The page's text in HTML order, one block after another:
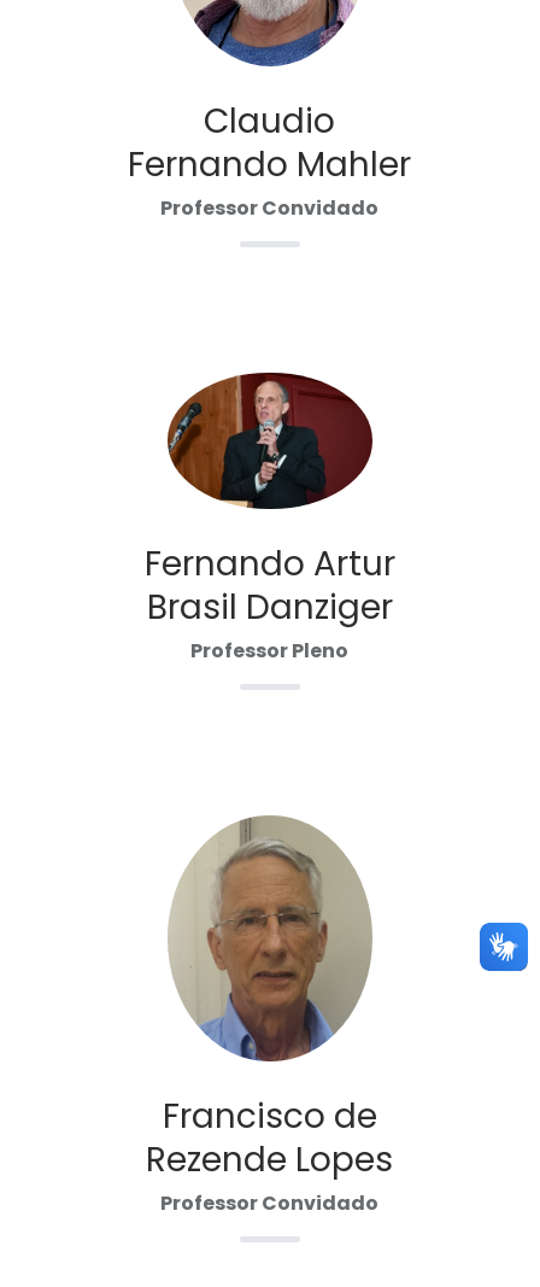
Claudio
Fernando Mahler
Professor Convidado
Fernando Artur
Brasil Danziger
Professor Pleno
Francisco de
Rezende Lopes
Professor Convidado